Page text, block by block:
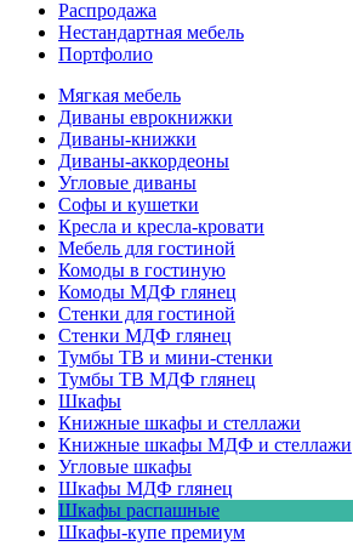
Распродажа
Нестандартная мебель
Портфолио
Мягкая мебель
Диваны еврокнижки
Диваны-книжки
Диваны-аккордеоны
Угловые диваны
Софы и кушетки
Кресла и кресла-кровати
Мебель для гостиной
Комоды в гостиную
Комоды МДФ глянец
Стенки для гостиной
Стенки МДФ глянец
Тумбы ТВ и мини-стенки
Тумбы ТВ МДФ глянец
Шкафы
Книжные шкафы и стеллажи
Книжные шкафы МДФ и стеллажи
Угловые шкафы
Шкафы МДФ глянец
Шкафы распашные
Шкафы-купе премиум